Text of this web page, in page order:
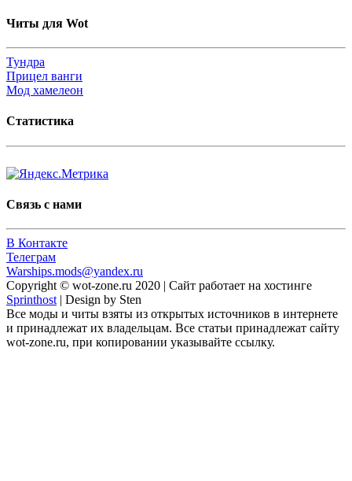
Читы для Wot
Тундра
Прицел ванги
Мод хамелеон
Статистика
Связь с нами
В Контакте
Телеграм
Warships.mods@yandex.ru
Copyright © wot-zone.ru 2020 | Сайт работает на хостинге
Sprinthost | Design by Sten
Все моды и читы взяты из открытых источников в интернете
и принадлежат их владельцам. Все статьи принадлежат сайту
wot-zone.ru, при копировании указывайте ссылку.